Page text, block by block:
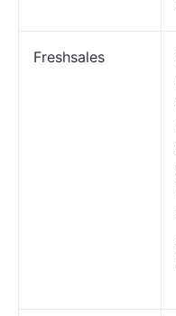
Freshsales